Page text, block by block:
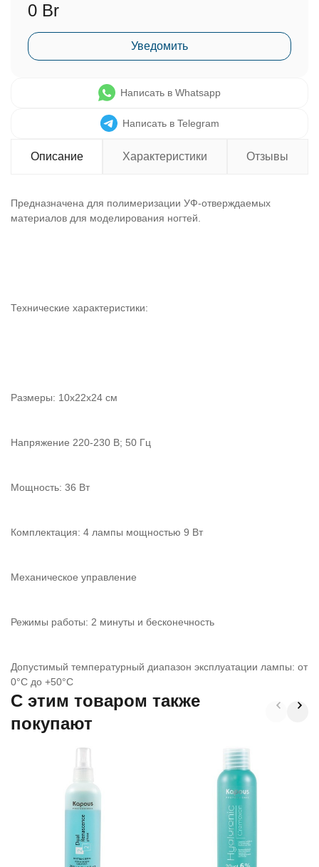
0 Br
Уведомить
Написать в Whatsapp
Написать в Telegram
Описание Характеристики Отзывы
Предназначена для полимеризации УФ-отверждаемых
материалов для моделирования ногтей.
Технические характеристики:
Размеры: 10х22х24 см
Напряжение 220-230 В; 50 Гц
Мощность: 36 Вт
Комплектация: 4 лампы мощностью 9 Вт
Механическое управление
Режимы работы: 2 минуты и бесконечность
Допустимый температурный диапазон эксплуатации лампы: от
0°С до +50°С
C этим товаром также
покупают